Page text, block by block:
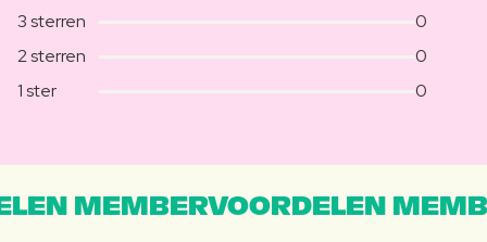
3 sterren
0
2 sterren
0
1 ster
0
MEMBERVOORDELEN